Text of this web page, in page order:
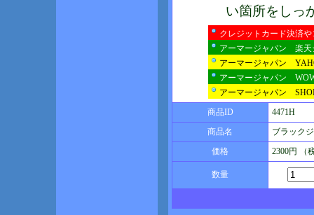
い箇所をしっ
クレジットカード決済
アーマージャパン 楽天
アーマージャパン
アーマージャパン
アーマージャパン
商品ID
4471H
商品名
ブラック
価格
2300円 （
数量